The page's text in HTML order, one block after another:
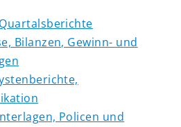
Bilanzen, Gewinn- und
Policen und